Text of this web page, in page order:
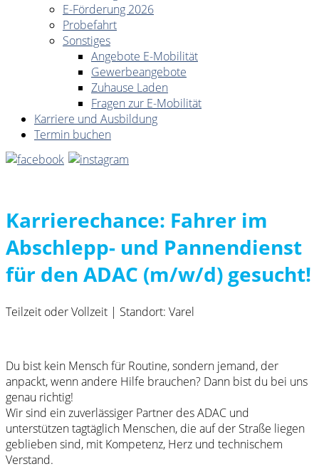
E-Förderung 2026
Probefahrt
Sonstiges
Angebote E-Mobilität
Gewerbeangebote
Zuhause Laden
Fragen zur E-Mobilität
Karriere und Ausbildung
Termin buchen
Karrierechance: Fahrer im
Abschlepp- und Pannendienst
für den ADAC (m/w/d) gesucht!
Teilzeit oder Vollzeit | Standort: Varel
Du bist kein Mensch für Routine, sondern jemand, der
anpackt, wenn andere Hilfe brauchen? Dann bist du bei uns
genau richtig!
Wir sind ein zuverlässiger Partner des ADAC und
unterstützen tagtäglich Menschen, die auf der Straße liegen
geblieben sind, mit Kompetenz, Herz und technischem
Verstand.